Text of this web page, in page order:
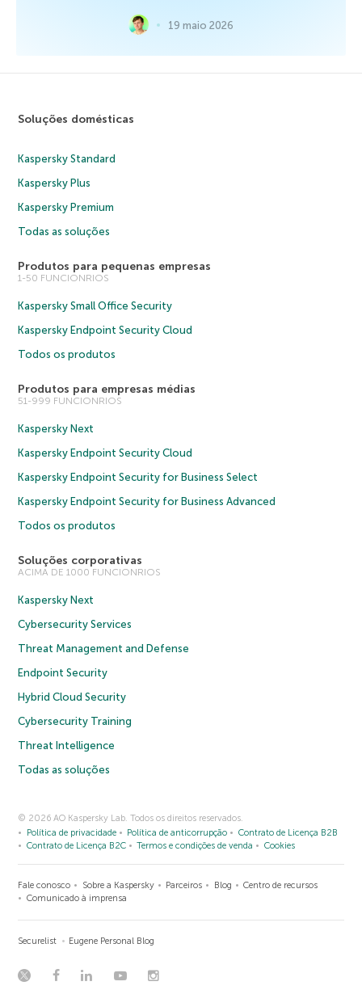
19 maio 2026
Soluções domésticas
Kaspersky Standard
Kaspersky Plus
Kaspersky Premium
Todas as soluções
Produtos para pequenas empresas
1-50 FUNCIONRIOS
Kaspersky Small Office Security
Kaspersky Endpoint Security Cloud
Todos os produtos
Produtos para empresas médias
51-999 FUNCIONRIOS
Kaspersky Next
Kaspersky Endpoint Security Cloud
Kaspersky Endpoint Security for Business Select
Kaspersky Endpoint Security for Business Advanced
Todos os produtos
Soluções corporativas
ACIMA DE 1000 FUNCIONRIOS
Kaspersky Next
Cybersecurity Services
Threat Management and Defense
Endpoint Security
Hybrid Cloud Security
Cybersecurity Training
Threat Intelligence
Todas as soluções
© 2026 AO Kaspersky Lab. Todos os direitos reservados.
Política de privacidade
Política de anticorrupção
Contrato de Licença B2B
Contrato de Licença B2C
Termos e condições de venda Cookies
Fale conosco Sobre a Kaspersky Parceiros Blog
Centro de recursos
Comunicado à imprensa
Securelist Eugene Personal Blog